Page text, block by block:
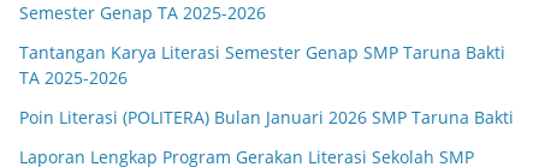
Semester Genap TA 2025-2026
Tantangan Karya Literasi Semester Genap SMP Taruna Bakti
TA 2025-2026
Poin Literasi (POLITERA) Bulan Januari 2026 SMP Taruna Bakti
Laporan Lengkap Program Gerakan Literasi Sekolah SMP